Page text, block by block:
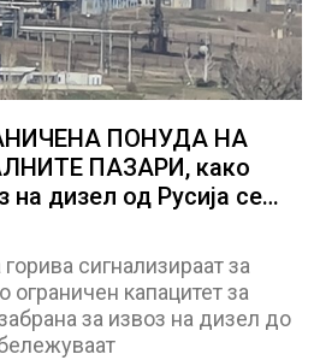
ПОНУДА НА
ПАЗАРИ, како
на дизел од Русија се
и цените на
сигнализираат за
ограничен капацитет за
за извоз на дизел до